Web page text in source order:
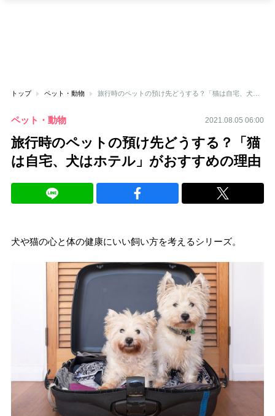
トップ ペット・動物
ペット・動物 2021.08.05 06:00
旅行時のペットの預け先どうする？「猫
は自宅、犬はホテル」がおすすめの理由
犬や猫の心と体の健康にいい飼い方を考えるシリーズ。